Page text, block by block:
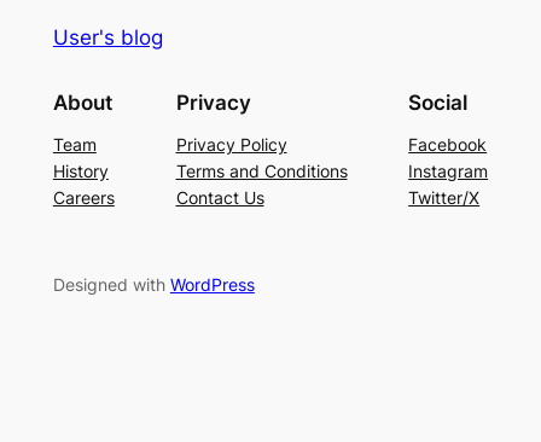
User's blog
About
Team
History
Careers
Privacy
Privacy Policy
Terms and Conditions
Contact Us
Social
Facebook
Instagram
Twitter/X
Designed with WordPress